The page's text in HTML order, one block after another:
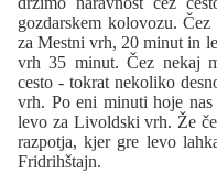
gozdarskem kolovozu.
za Mestni vrh, 20 minut in
vrh 35 minut. Čez nekaj
cesto - tokrat nekoliko
vrh. Po eni minuti hoje nas
levo za Livoldski vrh. Že
razpotja, kjer gre levo
Fridrihštajn.